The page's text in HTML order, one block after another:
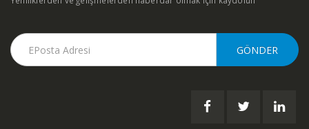
Yeniliklerden ve gelişmelerden haberdar olmak için kaydolun